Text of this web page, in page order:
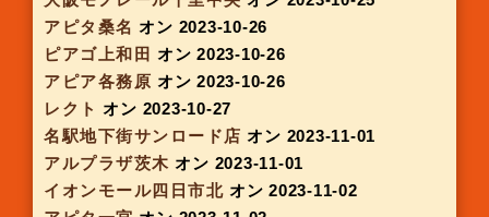
イオンモール岡崎
オン 2023-09-25
アピタ岩倉
オン 2023-09-28
イオンタウン津城山
ピアゴ洞 オン 2023-09-28
ラクト山科
オン 2023-09-28
近鉄meets sweets阿倍野オン 2023-09-28
京阪スイーツボックス淀屋橋
フレンドマート宇治
オン 2023-10-04